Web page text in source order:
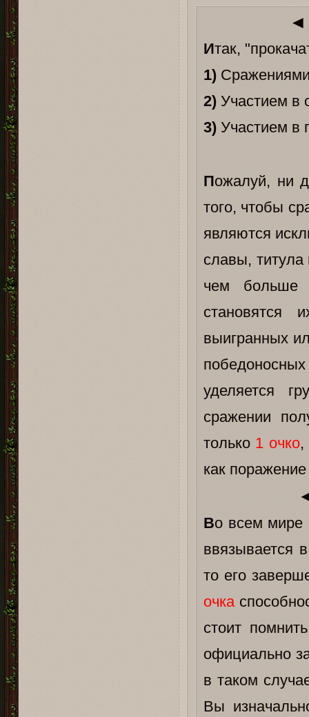
◄
Итак,
1)
2)Участием в
3)Участием в
Пожалуй, ни
того, чтобы
являются
славы,
чем больше
становятся
выигранных
уделяется
сражении
только 1 очко,
как
Во всем мире
ввязывается
то его
очка
стоит
официально
в таком
Вы